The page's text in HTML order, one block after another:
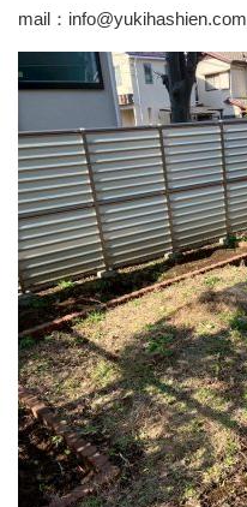
mail：info@yukihashien.com